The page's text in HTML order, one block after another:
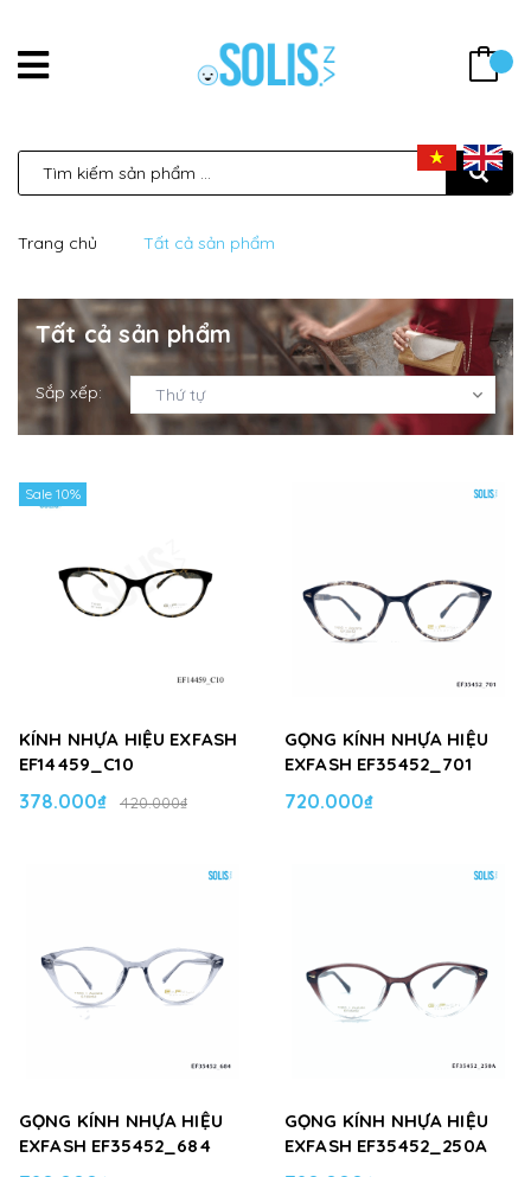
Trang chủ Tất cả sản phẩm
Tất cả sản phẩm
Sắp xếp: Thứ tự
Sale 10%
KÍNH NHỰA HIỆU EXFASH
EF14459_C10
378.000₫ 420.000₫
GỌNG KÍNH NHỰA HIỆU
EXFASH EF35452_701
720.000₫
GỌNG KÍNH NHỰA HIỆU
EXFASH EF35452_684
GỌNG KÍNH NHỰA HIỆU
EXFASH EF35452_250A